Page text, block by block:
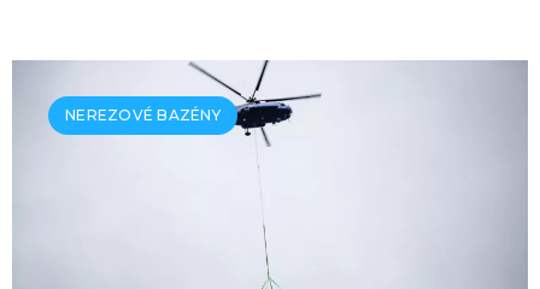
NEREZOVÉ BAZÉNY